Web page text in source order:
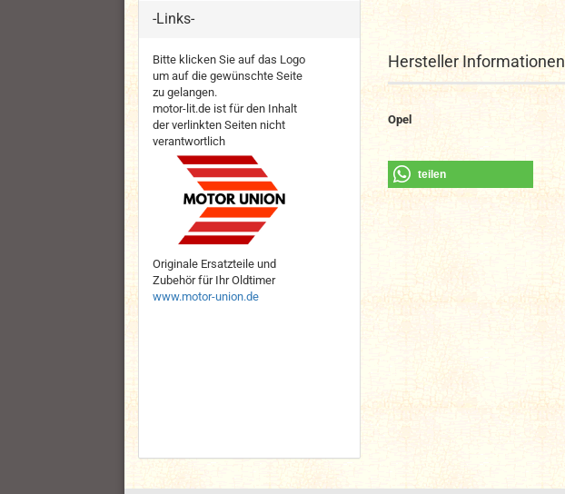
Hersteller Informationen
Opel
teilen
-Links-
Bitte klicken Sie auf das Logo
um auf die gewünschte Seite
zu gelangen.
motor-lit.de ist für den Inhalt
der verlinkten Seiten nicht
verantwortlich
Originale Ersatzteile und
Zubehör für Ihr Oldtimer
www.motor-union.de